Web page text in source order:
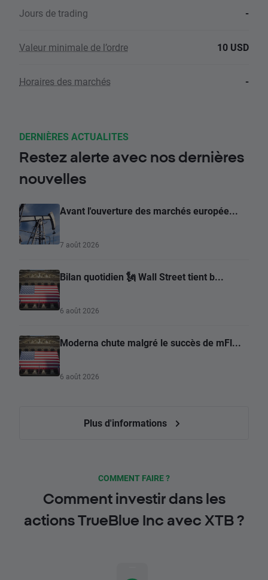
Jours de trading -
Valeur minimale de l’ordre 10 USD
Horaires des marchés -
DERNIÈRES ACTUALITES
Restez alerte avec nos dernières
nouvelles
Avant l'ouverture des marchés europée...
7 août 2026
Bilan quotidien 🗽 Wall Street tient b...
6 août 2026
Moderna chute malgré le succès de mFl...
6 août 2026
Plus d'informations
COMMENT FAIRE ?
Comment investir dans les
actions TrueBlue Inc avec XTB ?